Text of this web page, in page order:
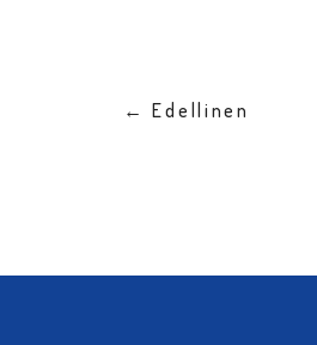
← Edellinen